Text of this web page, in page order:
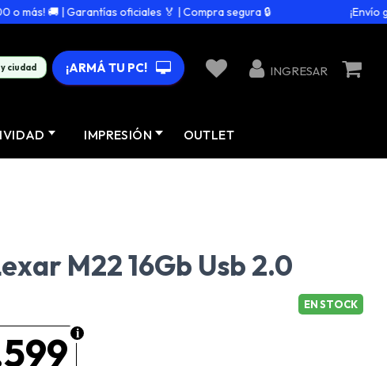
🚚 | Garantías oficiales 🏅 | Compra segura 🔒 ¡Envío
ciudad ¡ARMÁ TU PC! INGRESAR
IMPRESIÓN OUTLET
M22 16Gb Usb 2.0
EN STOCK